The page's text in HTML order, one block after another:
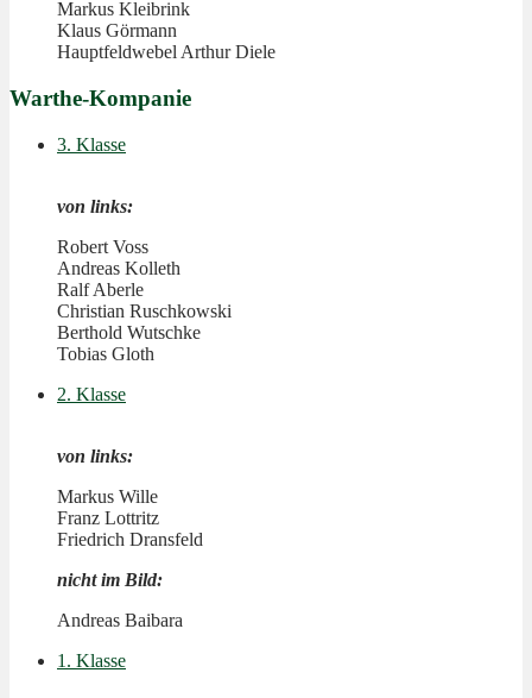
Markus Kleibrink
Klaus Görmann
Hauptfeldwebel Arthur Diele
Warthe-Kompanie
3. Klasse
von links:
Robert Voss
Andreas Kolleth
Ralf Aberle
Christian Ruschkowski
Berthold Wutschke
Tobias Gloth
2. Klasse
von links:
Markus Wille
Franz Lottritz
Friedrich Dransfeld
nicht im Bild:
Andreas Baibara
1. Klasse